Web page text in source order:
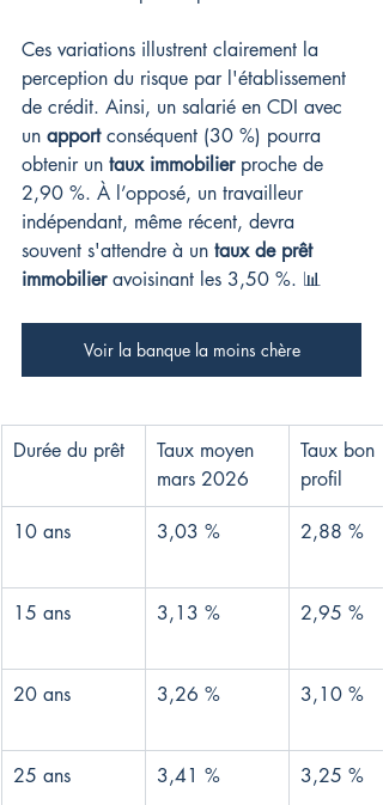
Ces variations illustrent clairement la
perception du risque par l'établissement
de crédit. Ainsi, un salarié en CDI avec
un apport conséquent (30 %) pourra
obtenir un taux immobilier proche de
2,90 %. À l’opposé, un travailleur
indépendant, même récent, devra
souvent s'attendre à un taux de prêt
immobilier avoisinant les 3,50 %. 📊
Voir la banque la moins chère
Durée du prêt
Taux moyen
mars 2026
Taux bon
profil
10 ans 3,03 % 2,88 %
15 ans 3,13 % 2,95 %
20 ans 3,26 % 3,10 %
25 ans 3,41 % 3,25 %